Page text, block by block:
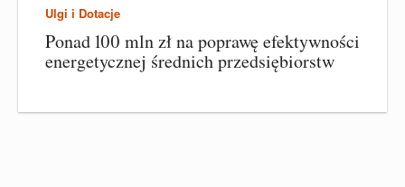
Ulgi i Dotacje
Ponad 100 mln zł na poprawę efektywności
energetycznej średnich przedsiębiorstw